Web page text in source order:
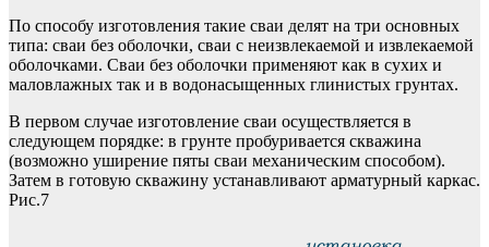
По способу изготовления такие сваи делят на три основных
типа: сваи без оболочки, сваи с неизвлекаемой и извлекаемой
оболочками. Сваи без оболочки применяют как в сухих и
маловлажных так и в водонасыщенных глинистых грунтах.
В первом случае изготовление сваи осуществляется в
следующем порядке: в грунте пробуривается скважина
(возможно уширение пяты сваи механическим способом).
Затем в готовую скважину устанавливают арматурный каркас.
Рис.7